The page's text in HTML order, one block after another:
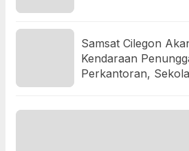
Samsat Cilegon
Kendaraan
Perkantoran,